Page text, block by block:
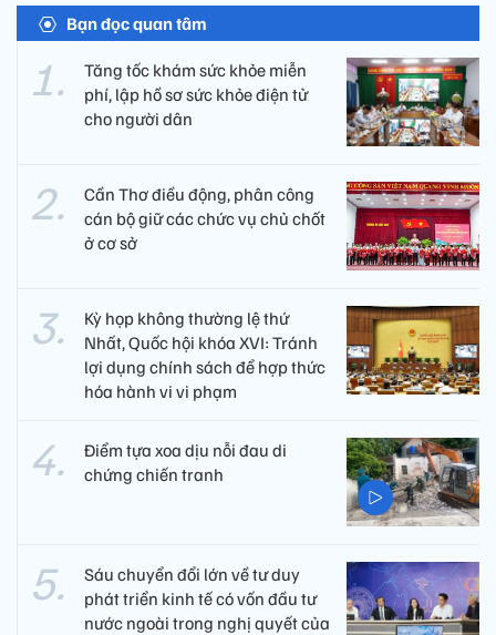
Bạn đọc quan tâm
Tăng tốc khám sức khỏe miễn
phí, lập hồ sơ sức khỏe điện tử
cho người dân
Cần Thơ điều động, phân công
cán bộ giữ các chức vụ chủ chốt
ở cơ sở
Kỳ họp không thường lệ thứ
Nhất, Quốc hội khóa XVI: Tránh
lợi dụng chính sách để hợp thức
hóa hành vi vi phạm
Điểm tựa xoa dịu nỗi đau di
chứng chiến tranh
Sáu chuyển đổi lớn về tư duy
phát triển kinh tế có vốn đầu tư
nước ngoài trong nghị quyết của